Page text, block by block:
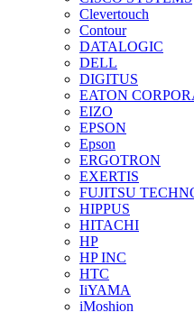
Clevertouch
Contour
DATALOGIC
DELL
DIGITUS
EATON
EIZO
EPSON
Epson
ERGOTRON
EXERTIS
FUJITSU
HIPPUS
HITACHI
HP
HP INC
HTC
IiYAMA
iMoshion